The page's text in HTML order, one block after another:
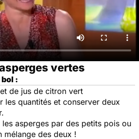
vertes
:
de jus de citron vert
les quantités et conserver deux
asperges par des petits pois ou
mélange des deux !